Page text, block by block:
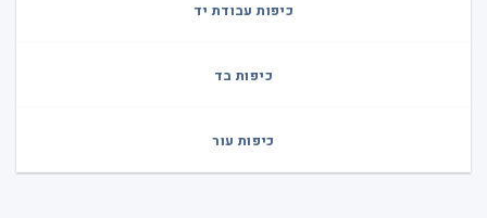
כיפות עבודת יד
כיפות בד
כיפות עור